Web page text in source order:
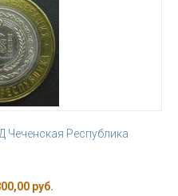
Чеченская Республика
руб.